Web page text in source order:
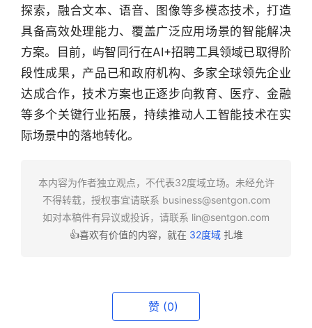
行
业
快
探索，融合文本、语音、图像等多模态技术，打造
具备高效处理能力、覆盖广泛应用场景的智能解决
方案。目前，屿智同行在AI+招聘工具领域已取得阶
段性成果，产品已和政府机构、多家全球领先企业
达成合作，技术方案也正逐步向教育、医疗、金融
等多个关键行业拓展，持续推动人工智能技术在实
际场景中的落地转化。
本内容为作者独立观点，不代表32度域立场。未经允许
不得转载，授权事宜请联系 business@sentgon.com
如对本稿件有异议或投诉，请联系 lin@sentgon.com
👍喜欢有价值的内容，就在 32度域扎堆
赞 (0)